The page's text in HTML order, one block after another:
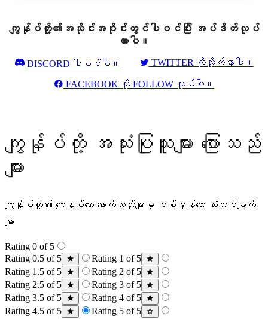
ကျွန်ုပ်တို့၏အသိုင်းအဝိုင်းတွင်ပါဝင်ပြီး အပ်ဒိတ်လုပ်
ထားပါ။
DISCORD ပါဝင်ပါ။ TWITTER ကိုလိုက်နာပါ။
FACEBOOK ကို FOLLOW လုပ်ပါ။
ကျွန်ုပ်တို့ အသုံးပြုသူများ ပြောသည်
များ
ကျွန်ုပ်တို့၏ ကျေနပ်သော ဖောက်သည်များမှ စစ်မှန်သော သုံးသပ်ချက်
များ
Rating 0 of 5
Rating 0.5 of 5
Rating 1 of 5
Rating 1.5 of 5
Rating 2 of 5
Rating 2.5 of 5
Rating 3 of 5
Rating 3.5 of 5
Rating 4 of 5
Rating 4.5 of 5
Rating 5 of 5